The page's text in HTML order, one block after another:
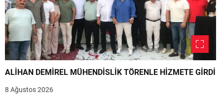
ALİHAN DEMİREL MÜHENDİSLİK TÖRENLE HİZMETE GİRDİ
8 Ağustos 2026